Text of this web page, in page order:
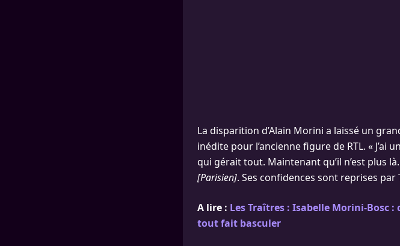
La disparition d’Alain Morini a laissé un
inédite pour l’ancienne figure de RTL. «
qui gérait tout. Maintenant qu’il n’est plus
[Parisien]. Ses confidences sont reprises par
A lire : Les Traîtres : Isabelle Morini-Bosc
tout fait basculer